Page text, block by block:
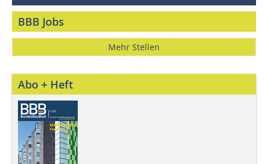
BBB Jobs
Mehr Stellen
Abo + Heft